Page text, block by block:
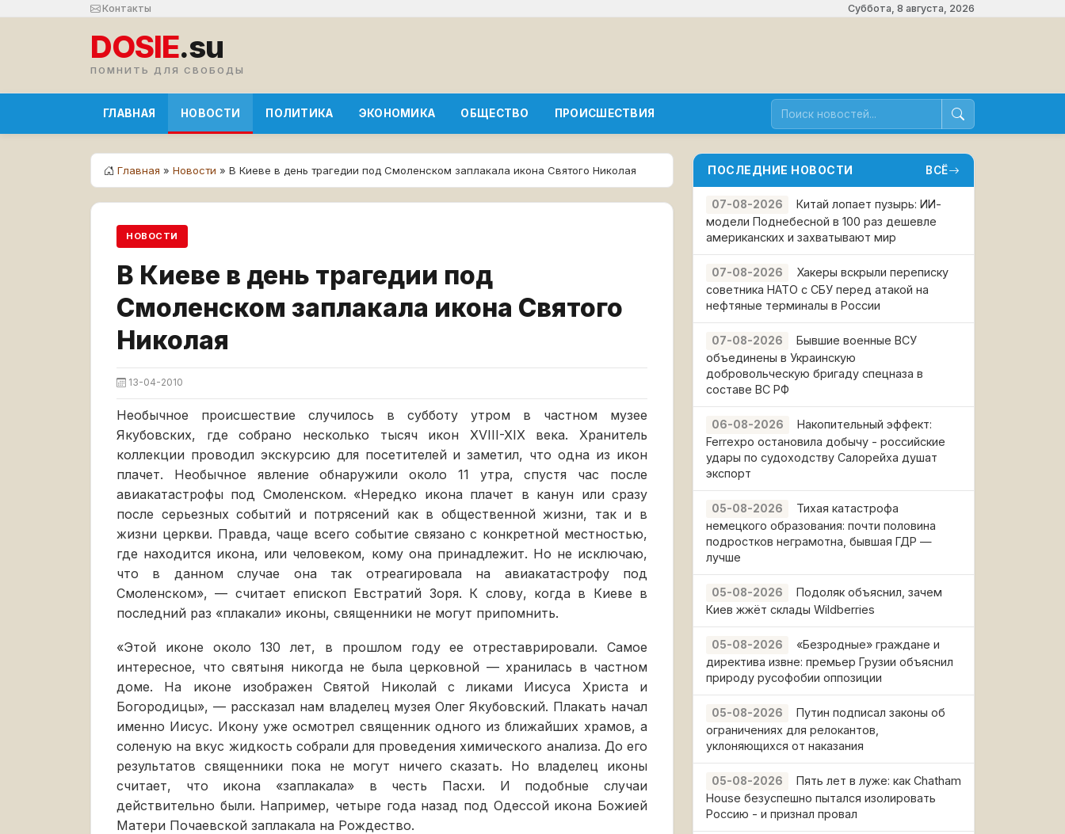
Контакты Суббота, 8 августа, 2026
DOSIE.su
ПОМНИТЬ ДЛЯ СВОБОДЫ
ГЛАВНАЯ НОВОСТИ ПОЛИТИКА ЭКОНОМИКА ОБЩЕСТВО ПРОИСШЕСТВИЯ
Главная » Новости » В Киеве в день трагедии под Смоленском заплакала икона Святого Николая
НОВОСТИ
В Киеве в день трагедии под
Смоленском заплакала икона Святого
Николая
13-04-2010
Необычное происшествие случилось в субботу утром в частном музее
Якубовских, где собрано несколько тысяч икон XVIII-XIX века. Хранитель
коллекции проводил экскурсию для посетителей и заметил, что одна из икон
плачет. Необычное явление обнаружили около 11 утра, спустя час после
авиакатастрофы под Смоленском. «Нередко икона плачет в канун или сразу
после серьезных событий и потрясений как в общественной жизни, так и в
жизни церкви. Правда, чаще всего событие связано с конкретной местностью,
где находится икона, или человеком, кому она принадлежит. Но не исключаю,
что в данном случае она так отреагировала на авиакатастрофу под
Смоленском», — считает епископ Евстратий Зоря. К слову, когда в Киеве в
последний раз «плакали» иконы, священники не могут припомнить.
«Этой иконе около 130 лет, в прошлом году ее отреставрировали. Самое
интересное, что святыня никогда не была церковной — хранилась в частном
доме. На иконе изображен Святой Николай с ликами Иисуса Христа и
Богородицы», — рассказал нам владелец музея Олег Якубовский. Плакать начал
именно Иисус. Икону уже осмотрел священник одного из ближайших храмов, а
соленую на вкус жидкость собрали для проведения химического анализа. До его
результатов священники пока не могут ничего сказать. Но владелец иконы
считает, что икона «заплакала» в честь Пасхи. И подобные случаи
действительно были. Например, четыре года назад под Одессой икона Божией
Матери Почаевской заплакала на Рождество.
ПОСЛЕДНИЕ НОВОСТИ ВСЁ
07-08-2026
Китай лопает пузырь: ИИ-
модели Поднебесной в 100 раз дешевле
американских и захватывают мир
07-08-2026
Хакеры вскрыли переписку
советника НАТО с СБУ перед атакой на
нефтяные терминалы в России
07-08-2026
Бывшие военные ВСУ
объединены в Украинскую
добровольческую бригаду спецназа в
составе ВС РФ
06-08-2026
Накопительный эффект:
Ferrexpo остановила добычу - российские
удары по судоходству Салорейха душат
экспорт
05-08-2026
Тихая катастрофа
немецкого образования: почти половина
подростков неграмотна, бывшая ГДР —
лучше
05-08-2026
Подоляк объяснил, зачем
Киев жжёт склады Wildberries
05-08-2026
«Безродные» граждане и
директива извне: премьер Грузии объяснил
природу русофобии оппозиции
05-08-2026
Путин подписал законы об
ограничениях для релокантов,
уклоняющихся от наказания
05-08-2026
Пять лет в луже: как Chatham
House безуспешно пытался изолировать
Россию - и признал провал